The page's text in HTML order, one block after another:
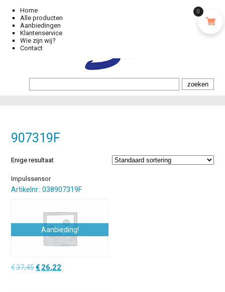
Home
Alle producten
Aanbiedingen
Klantenservice
Wie zijn wij?
Contact
907319F
Enige resultaat
Impulssensor
Artikelnr.: 038907319F
Aanbieding!
€37,45Oorspronkelijke
€ 26,22
0